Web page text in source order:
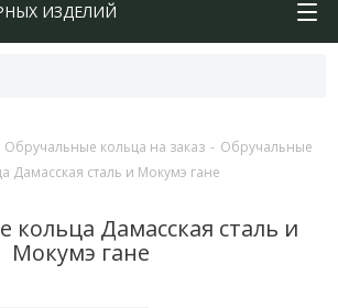
ИЗДЕЛИЙ
Обручальные кольца на заказ - Обручальные
Дамасская сталь и Мокумэ гане
кольца Дамасская сталь и
Мокумэ гане